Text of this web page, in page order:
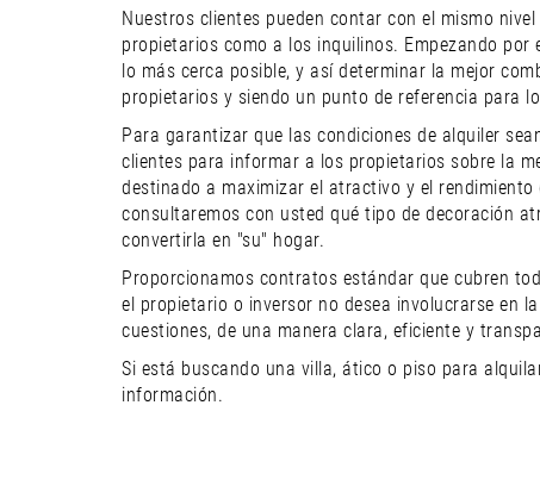
Nuestros clientes pueden contar con el mismo
propietarios como a los inquilinos. Empezando
lo más cerca posible, y así determinar la mejor
propietarios y siendo un punto de referencia para
Para garantizar que las condiciones de alquiler
clientes para informar a los propietarios sobre la
destinado a maximizar el atractivo y el
consultaremos con usted qué tipo de decoración
convertirla en "su" hogar.
Proporcionamos contratos estándar que cubren
el propietario o inversor no desea involucrarse en
cuestiones, de una manera clara, eficiente y
Si está buscando una villa, ático o piso para
información.